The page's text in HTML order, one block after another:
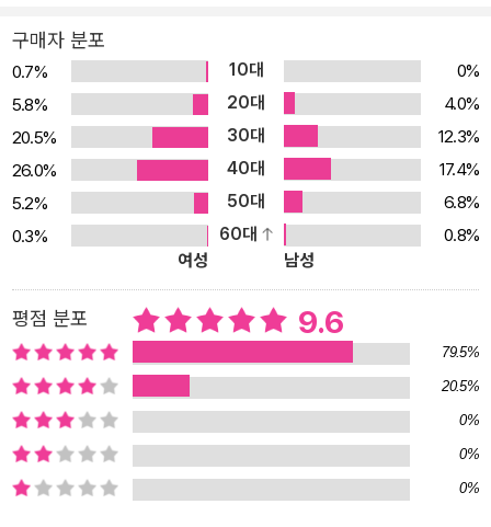
이 <지식채널ⓔ>의 첫 의도였다면, <김진혁의 5minutes>는 현재
시점에서 사회적으로 대두되는 문제들을 고민하고 판단하는, 합리성
과 상식을 되짚어보자는 의미였다. 『5분』은 <지식채널ⓔ>를 기획하
고 연출한 김진혁 피디가 EBS를 퇴사한 후, 독립언론 뉴스타파를 통
해 선보인 <김진혁의 5minutes>를 엮은 책이다. ‘감성지식’이라는
방송 다큐멘터리의 새로운 장르를 선보이며 ‘5분’ 간 전해지는 강렬
한 메시지와 영상을 시청자들에게 제시했던 그가, 이번에는 사회적인
이슈를 중심으로 도망갈 수도 없고, 포기할 수도 없던, 진실에 관해 이
야기한다. 가슴을 울리는 것을 넘어 우리가 발 딛고 선 세상을 마주하
는 ‘5분’. 그 시간동안 열아홉 편의 방송은 우리 시대의 이슈를 전면으
로 다룬다. 그리고 이 책 『5분』은 각 방송의 주요 키워드는 물론 방송
을 통해 보여주고자 했던 개념들을 심도 깊은 해설로 덧붙였다. 책은
1부 생각, 하다와 2부 경계, 짓다로 나뉘어진다. 1부 생각, 하다는 사
고를 자유롭게 하는 다양한 생각의 출발점들이 담겨 있다. 이미 현실
이 되어 상식처럼 여겨지는 과거의 생각들도 있고, 현재화된 상식에
강하게 반기를 들며 다시 생각하길 촉구하는 것들도 존재한다. 저널
구매자 분포
0.7% 10대
0%
5.8%
20대
4.0%
20.5%
30대
12.3%
26.0%
40대
17.4%
5.2%
50대
6.8%
0.3%
60대
0.8%
여성
남성
평점 분포 9.6
79.5%
20.5%
0%
0%
0%